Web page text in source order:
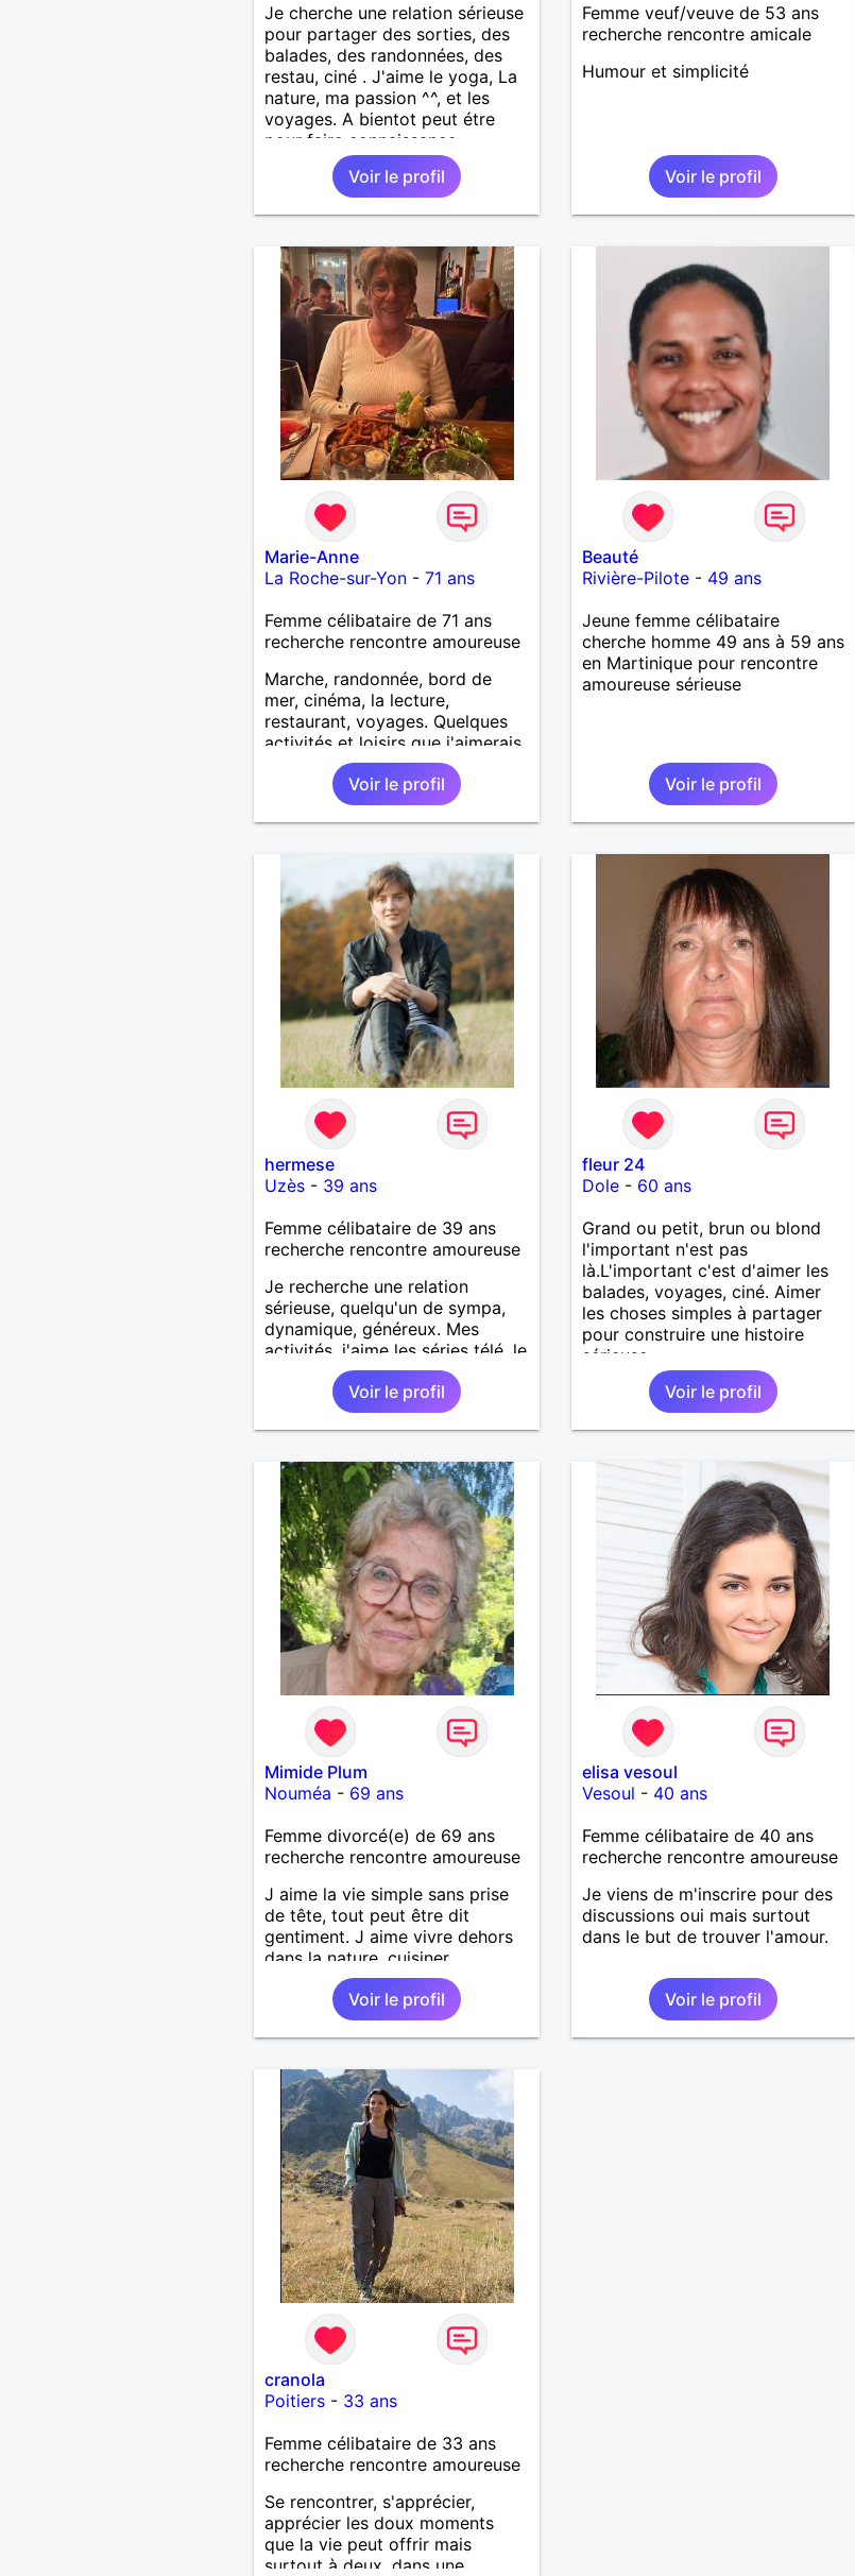
Je cherche une relation sérieuse
pour partager des sorties, des
balades, des randonnées, des
restau, ciné . J'aime le yoga, La
nature, ma passion ^^, et les
voyages. A bientot peut étre
pour faire connaissance
Voir le profil
Femme veuf/veuve de 53 ans
recherche rencontre amicale
Humour et simplicité
Voir le profil
Marie-Anne
La Roche-sur-Yon- 71 ans
Femme célibataire de 71 ans
recherche rencontre amoureuse
Marche, randonnée, bord de
mer, cinéma, la lecture,
restaurant, voyages. Quelques
activités et loisirs que j'aimerais
partager ainsi que les vôtres.
Recevoir mes enfants, mes
petits-enfants et mes amis.
Bénévolat auprès des enfants à
indépendant... Se rencontrer,
être à l’écoute, échanger avec
une personne de confiance,
pour une vie de partage, de
tendresse. Les voyages et où
randonnées en France ou à
l'étranger à deux en dehors des
sentiers battus me raviraient. Je
m'engage à répondre à votre
message. Au plaisir de vous lire.
Voir le profil
Beauté
Rivière-Pilote- 49 ans
Jeune femme célibataire
cherche homme 49 ans à 59 ans
en Martinique pour rencontre
amoureuse sérieuse
Voir le profil
hermese
Uzès- 39 ans
Femme célibataire de 39 ans
recherche rencontre amoureuse
Je recherche une relation
sérieuse, quelqu'un de sympa,
dynamique, généreux. Mes
activités, j'aime les séries télé, le
cinéma, lire, voyager, se
promener, visiter les musées et
Voir le profil
fleur 24
Dole- 60 ans
Grand ou petit, brun ou blond
l'important n'est pas
là.L'important c'est d'aimer les
balades, voyages, ciné. Aimer
les choses simples à partager
pour construire une histoire
sérieuse.
Voir le profil
Mimide Plum
Nouméa - 69 ans
Femme divorcé(e) de 69 ans
recherche rencontre amoureuse
J aime la vie simple sans prise
de tête, tout peut être dit
gentiment. J aime vivre dehors
dans la nature, cuisiner,
randonner, camper, voyager,
découvrir, comprendre des
nouveaux trucs techniques et
sur la vie des êtres vivants. J
bois pratiquement pas d alcool,
je fume rarement, je ris souvent.
Je cherche un vrai amoureux
pour continuer à profiter de la
vie mais à deux. Je peux tout
faire toute seule, mais j en ai
marre je veux partagé et rigoler
Voir le profil
elisa vesoul
Vesoul - 40 ans
Femme célibataire de 40 ans
recherche rencontre amoureuse
Je viens de m'inscrire pour des
discussions oui mais surtout
dans le but de trouver l'amour.
Voir le profil
cranola
Poitiers- 33 ans
Femme célibataire de 33 ans
recherche rencontre amoureuse
Se rencontrer, s'apprécier,
apprécier les doux moments
que la vie peut offrir mais
surtout à deux, dans une